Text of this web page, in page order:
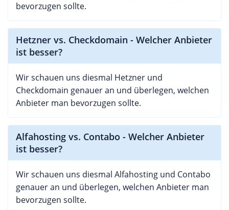
bevorzugen sollte.
Hetzner vs. Checkdomain - Welcher Anbieter
ist besser?
Wir schauen uns diesmal Hetzner und
Checkdomain genauer an und überlegen, welchen
Anbieter man bevorzugen sollte.
Alfahosting vs. Contabo - Welcher Anbieter
ist besser?
Wir schauen uns diesmal Alfahosting und Contabo
genauer an und überlegen, welchen Anbieter man
bevorzugen sollte.